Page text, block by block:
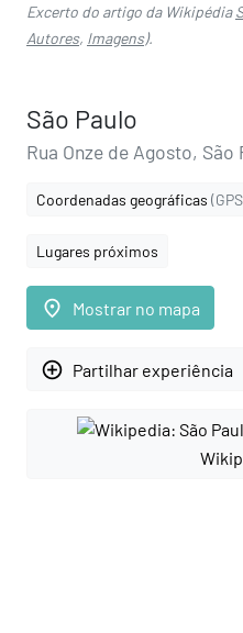
Excerto do artigo da Wikipédia
Autores, Imagens).
São Paulo
Rua Onze de Agosto, São
Coordenadas geográficas
Lugares próximos
place Mostrar no mapa
add_circle_outline Partilhar experiência